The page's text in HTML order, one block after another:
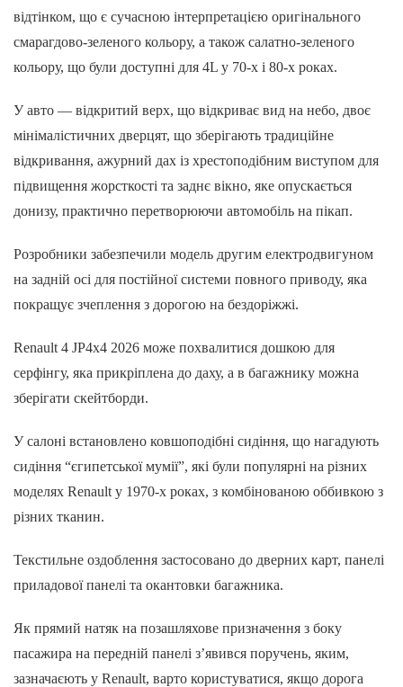
відтінком, що є сучасною інтерпретацією оригінального
смарагдово-зеленого кольору, а також салатно-зеленого
кольору, що були доступні для 4L у 70-х і 80-х роках.
У авто — відкритий верх, що відкриває вид на небо, двоє
мінімалістичних дверцят, що зберігають традиційне
відкривання, ажурний дах із хрестоподібним виступом для
підвищення жорсткості та заднє вікно, яке опускається
донизу, практично перетворюючи автомобіль на пікап.
Розробники забезпечили модель другим електродвигуном
на задній осі для постійної системи повного приводу, яка
покращує зчеплення з дорогою на бездоріжжі.
Renault 4 JP4x4 2026 може похвалитися дошкою для
серфінгу, яка прикріплена до даху, а в багажнику можна
зберігати скейтборди.
У салоні встановлено ковшоподібні сидіння, що нагадують
сидіння “єгипетської мумії”, які були популярні на різних
моделях Renault у 1970-х роках, з комбінованою оббивкою з
різних тканин.
Текстильне оздоблення застосовано до дверних карт, панелі
приладової панелі та окантовки багажника.
Як прямий натяк на позашляхове призначення з боку
пасажира на передній панелі з’явився поручень, яким,
зазначаєють у Renault, варто користуватися, якщо дорога